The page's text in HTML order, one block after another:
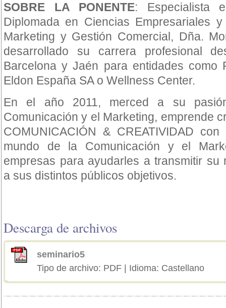
SOBRE LA PONENTE: Especialista
Diplomada en Ciencias Empresariales
Marketing y Gestión Comercial, Dña.
desarrollado su carrera profesional
Barcelona y Jaén para entidades como
Eldon España SA o Wellness Center.
En el año 2011, merced a su
Comunicación y el Marketing, emprende
COMUNICACIÓN & CREATIVIDAD
mundo de la Comunicación y el
empresas para ayudarles a transmitir su
a sus distintos públicos objetivos.
Descarga de archivos
seminario5
Tipo de archivo: PDF | Idioma: Castellano